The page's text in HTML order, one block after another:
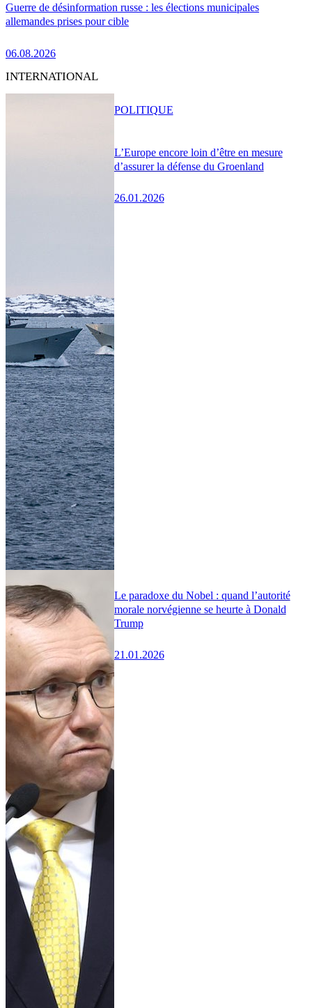
Guerre de désinformation russe : les élections municipales
allemandes prises pour cible
06.08.2026
INTERNATIONAL
L’Europe encore loin d’être en mesure
d’assurer la défense du Groenland
26.01.2026
POLITIQUE
Le paradoxe du Nobel : quand l’autorité
morale norvégienne se heurte à Donald
Trump
21.01.2026